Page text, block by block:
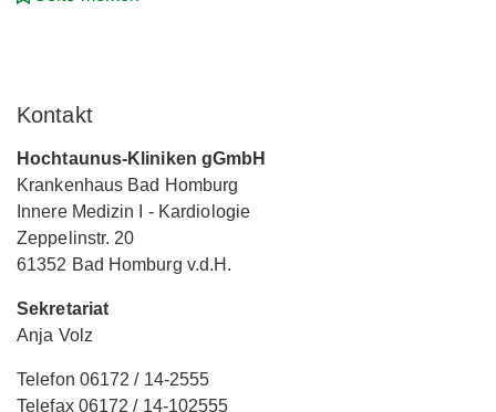
Kontakt
Hochtaunus-Kliniken gGmbH
Krankenhaus Bad Homburg
Innere Medizin I - Kardiologie
Zeppelinstr. 20
61352 Bad Homburg v.d.H.
Sekretariat
Anja Volz
Telefon 06172 / 14-2555
Telefax 06172 / 14-102555